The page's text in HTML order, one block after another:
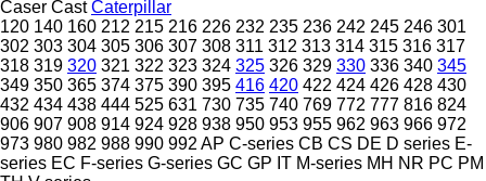
Caser Cast Caterpillar
120 140 160 212 215 216 226 232 235 236 242 245 246 301
302 303 304 305 306 307 308 311 312 313 314 315 316 317
318 319 320 321 322 323 324 325 326 329 330 336 340 345
349 350 365 374 375 390 395 416 420 422 424 426 428 430
432 434 438 444 525 631 730 735 740 769 772 777 816 824
906 907 908 914 924 928 938 950 953 955 962 963 966 972
973 980 982 988 990 992 AP C-series CB CS DE D series E-
series EC F-series G-series GC GP IT M-series MH NR PC PM